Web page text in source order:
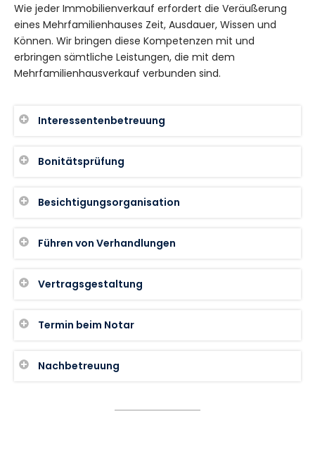
Wie jeder Immobilienverkauf erfordert die Veräußerung
eines Mehrfamilienhauses Zeit, Ausdauer, Wissen und
Können. Wir bringen diese Kompetenzen mit und
erbringen sämtliche Leistungen, die mit dem
Mehrfamilienhausverkauf verbunden sind.
Interessentenbetreuung
Bonitätsprüfung
Besichtigungsorganisation
Führen von Verhandlungen
Vertragsgestaltung
Termin beim Notar
Nachbetreuung